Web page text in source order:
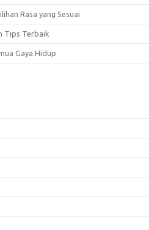
Rasa yang Sesuai
Tips Terbaik
Gaya Hidup